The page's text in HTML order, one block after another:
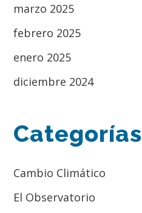
marzo 2025
febrero 2025
enero 2025
diciembre 2024
Categorías
Cambio Climático
El Observatorio